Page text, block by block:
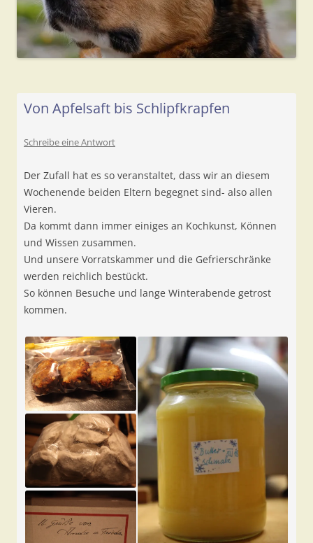
Von Apfelsaft bis Schlipfkrapfen
Schreibe eine Antwort
Der Zufall hat es so veranstaltet, dass wir an diesem
Wochenende beiden Eltern begegnet sind- also allen
Vieren.
Da kommt dann immer einiges an Kochkunst, Können
und Wissen zusammen.
Und unsere Vorratskammer und die Gefrierschränke
werden reichlich bestückt.
So können Besuche und lange Winterabende getrost
kommen.